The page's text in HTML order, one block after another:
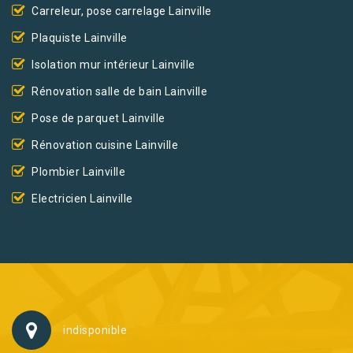
Carreleur, pose carrelage Lainville
Plaquiste Lainville
Isolation mur intérieur Lainville
Rénovation salle de bain Lainville
Pose de parquet Lainville
Rénovation cuisine Lainville
Plombier Lainville
Electricien Lainville
indisponible